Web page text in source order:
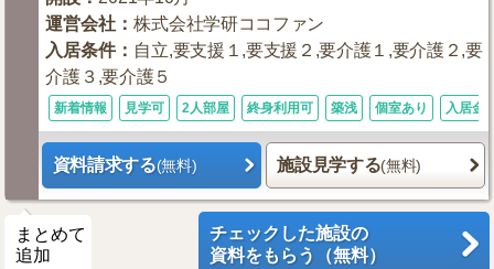
運営会社 ：株式会社学研ココファン
入居条件： 自立,要支援１,要支援２,要介護１,要介護２,要
介護３,要介護５
新着情報 見学可 2人部屋 終身利用可 築浅 個室あり 入居金
資料請求する(無料) 施設見学する(無料)
まとめて
追加
チェックした施設の
資料をもらう（無料）